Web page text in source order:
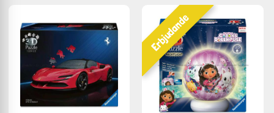
Erbjudande